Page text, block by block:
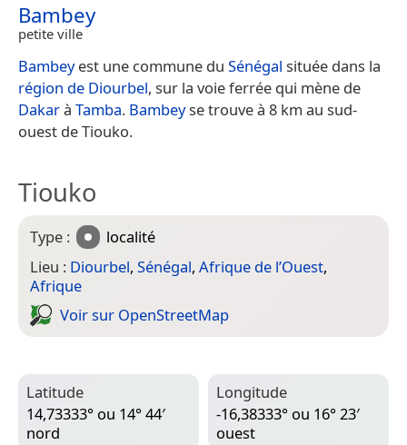
Bambey
petite ville
Bambeyest une commune du Sénégal située dans la
région de Diourbel, sur la voie ferrée qui mène de
Dakarà Tamba. Bambeyse trouve à 8 km au sud-
ouest de Tiouko.
Tiouko
Type :
localité
Lieu : Diourbel, Sénégal, Afrique de l’Ouest,
Afrique
Voir sur Open­Street­Map
Latitude
14,73333° ou 14° 44′
nord
Longitude
-16,38333° ou 16° 23′
ouest